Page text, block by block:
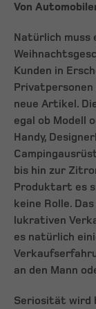
Von
Natürlich muss
Kunden in
neue Artikel.
egal ob Modell
Handy,
bis hin zur
Produktart es
keine Rolle.
lukrativen
es natürlich
an den Mann
Seriosität wird